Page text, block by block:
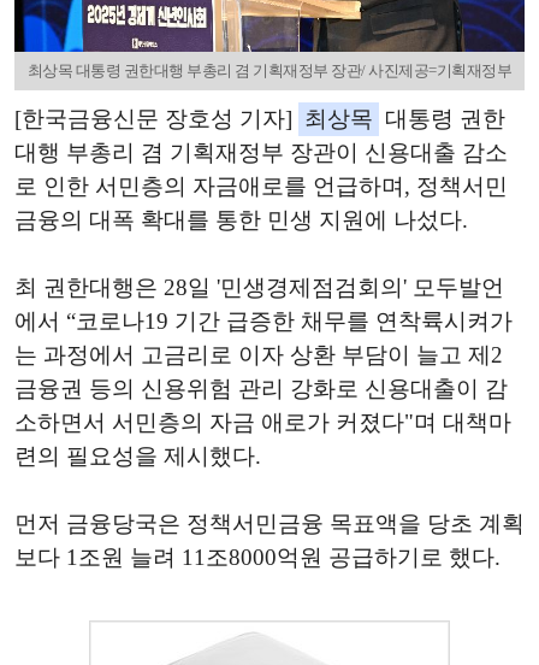
최상목 대통령 권한대행 부총리 겸 기획재정부 장관/ 사진제공=기획재정부
[한국금융신문 장호성 기자] 최상목 대통령 권한
대행 부총리 겸 기획재정부 장관이 신용대출 감소
로 인한 서민층의 자금애로를 언급하며, 정책서민
금융의 대폭 확대를 통한 민생 지원에 나섰다.
최 권한대행은 28일 '민생경제점검회의' 모두발언
에서 “코로나19 기간 급증한 채무를 연착륙시켜가
는 과정에서 고금리로 이자 상환 부담이 늘고 제2
금융권 등의 신용위험 관리 강화로 신용대출이 감
소하면서 서민층의 자금 애로가 커졌다"며 대책마
련의 필요성을 제시했다.
먼저 금융당국은 정책서민금융 목표액을 당초 계획
보다 1조원 늘려 11조8000억원 공급하기로 했다.